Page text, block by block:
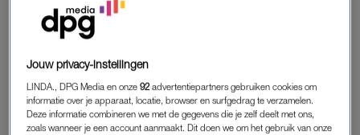
In het grote interview van de nieuwe LINDA. geven ze een
inkijkje in wat dit met ze doet.
BESTEL HIER JOUWE EXEMPLAAR
Jouw privacy-instellingen
LINDA., DPG Media en onze92 advertentiepartners gebruiken cookies om
informatie over je apparaat, locatie, browser en surfgedrag te verzamelen.
Deze informatie combineren we met de gegevens die je zelf deelt met ons,
zoals wanneer je een account aanmaakt. Dit doen we om het gebruik van onze